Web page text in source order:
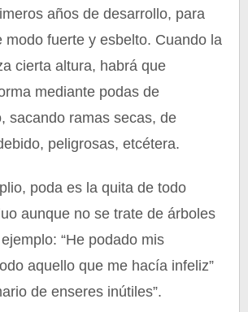
años de desarrollo, para
modo fuerte y esbelto. Cuando la
cierta altura, habrá que
mediante podas de
sacando ramas secas, de
peligrosas, etcétera.
poda es la quita de todo
aunque no se trate de árboles
“He podado mis
aquello que me hacía infeliz”
de enseres inútiles”.